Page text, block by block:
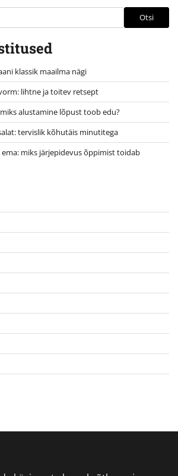
Otsi
klassik maailma nägi
lihtne ja toitev retsept
alustamine lõpust toob edu?
tervislik kõhutäis minutitega
miks järjepidevus õppimist toidab